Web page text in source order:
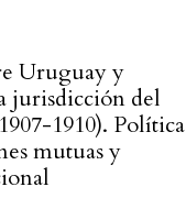
Uruguay y
jurisdicción del
1910). Política
mutuas y